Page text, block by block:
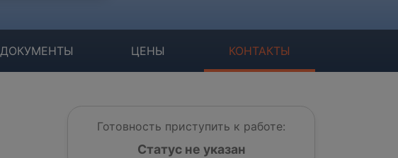
ДОКУМЕНТЫ ЦЕНЫ КОНТАКТЫ
Готовность приступить к работе:
Статус не указан